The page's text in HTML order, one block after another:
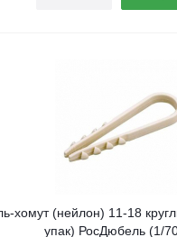
хомут (нейлон) 11-18
упак) РосДюбель (1/